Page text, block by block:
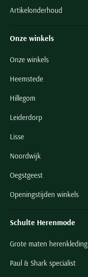
Artikelonderhoud
Onze winkels
Onze winkels
Heemstede
Hillegom
Leiderdorp
Lisse
Noordwijk
Oegstgeest
Openingstijden winkels
Schulte Herenmode
Grote maten herenkleding
Paul & Shark specialist